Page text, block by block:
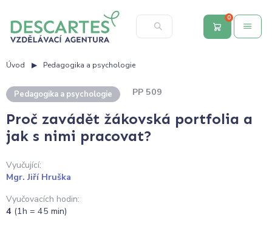
0
Úvod Pedagogika a psychologie
Pedagogika a psychologie PP 509
Proč zavádět žákovská portfolia a
jak s nimi pracovat?
Vyučující:
Mgr. Jiří Hruška
Vyučovacích hodin:
4 (1h = 45 min)